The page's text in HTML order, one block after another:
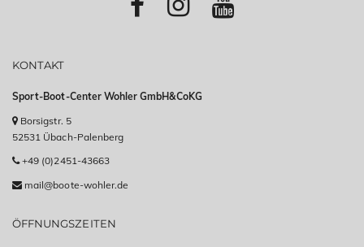
KONTAKT
Sport-Boot-Center Wohler GmbH&CoKG
Borsigstr. 5
52531 Übach-Palenberg
+49 (0)2451-43663
mail@boote-wohler.de
ÖFFNUNGSZEITEN